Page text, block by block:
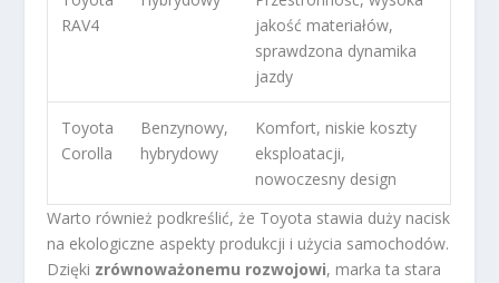
RAV4
jakość materiałów,
sprawdzona dynamika
jazdy
Toyota
Corolla
Benzynowy,
hybrydowy
Komfort, niskie koszty
eksploatacji,
nowoczesny design
Warto również podkreślić, że Toyota stawia duży nacisk
na ekologiczne aspekty produkcji i użycia samochodów.
Dzięki zrównoważonemu rozwojowi, marka ta stara